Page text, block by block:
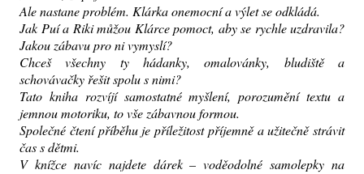
Ale nastane problém. Klárka onemocní a výlet se odkládá.
Jak Puí a Riki můžou Klárce pomoct, aby se rychle uzdravila?
Jakou zábavu pro ni vymyslí?
Chceš všechny ty hádanky, omalovánky, bludiště a
schovávačky řešit spolu s nimi?
Tato kniha rozvíjí samostatné myšlení, porozumění textu a
jemnou motoriku, to vše zábavnou formou.
Společné čtení příběhu je příležitost příjemně a užitečně strávit
čas s dětmi.
V knížce navíc najdete dárek – voděodolné samolepky na